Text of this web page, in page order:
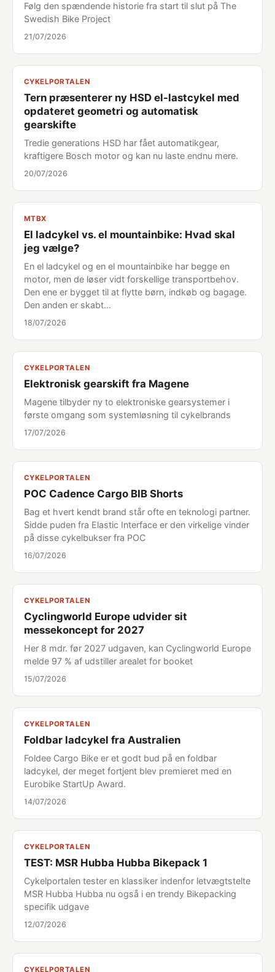
Følg den spændende historie fra start til slut på The
Swedish Bike Project
21/07/2026
CYKELPORTALEN
Tern præsenterer ny HSD el-lastcykel med
opdateret geometri og automatisk
gearskifte
Tredie generations HSD har fået automatikgear,
kraftigere Bosch motor og kan nu laste endnu mere.
20/07/2026
MTBX
El ladcykel vs. el mountainbike: Hvad skal
jeg vælge?
En el ladcykel og en el mountainbike har begge en
motor, men de løser vidt forskellige transportbehov.
Den ene er bygget til at flytte børn, indkøb og bagage.
Den anden er skabt…
18/07/2026
CYKELPORTALEN
Elektronisk gearskift fra Magene
Magene tilbyder ny to elektroniske gearsystemer i
første omgang som systemløsning til cykelbrands
17/07/2026
CYKELPORTALEN
POC Cadence Cargo BIB Shorts
Bag et hvert kendt brand står ofte en teknologi partner.
Sidde puden fra Elastic Interface er den virkelige vinder
på disse cykelbukser fra POC
16/07/2026
CYKELPORTALEN
Cyclingworld Europe udvider sit
messekoncept for 2027
Her 8 mdr. før 2027 udgaven, kan Cyclingworld Europe
melde 97 % af udstiller arealet for booket
15/07/2026
CYKELPORTALEN
Foldbar ladcykel fra Australien
Foldee Cargo Bike er et godt bud på en foldbar
ladcykel, der meget fortjent blev premieret med en
Eurobike StartUp Award.
14/07/2026
CYKELPORTALEN
TEST: MSR Hubba Hubba Bikepack 1
Cykelportalen tester en klassiker indenfor letvægtstelte
MSR Hubba Hubba nu også i en trendy Bikepacking
specifik udgave
12/07/2026
CYKELPORTALEN